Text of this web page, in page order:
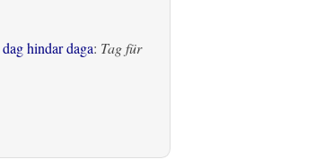
dag hindar daga: Tag für